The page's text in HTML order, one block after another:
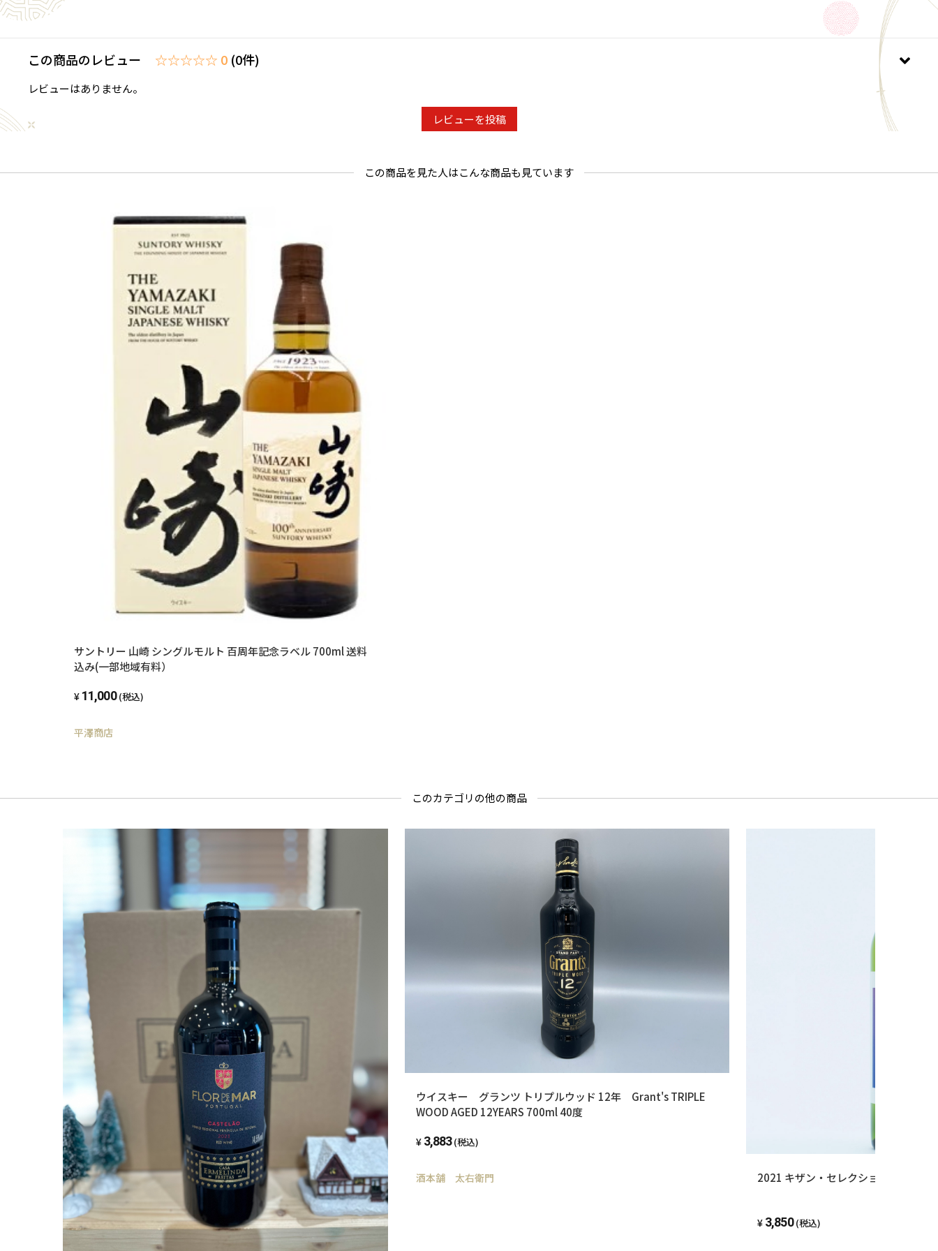
この商品のレビュー ☆☆☆☆☆ 0 (0件)
レビューはありません。
レビューを投稿
この商品を見た人はこんな商品も見ています
サントリー 山崎 シングルモルト 百周年記念ラベル 700ml 送料
込み(一部地域有料）
11,000 (税込)
平澤商店
このカテゴリの他の商品
ウイスキー グランツ トリプルウッド 12年 Grant's TRIPLE
WOOD AGED 12YEARS 700ml 40度
3,883 (税込)
酒本舗 太右衛門 2021 キザン・セレクション・シャル
3,850 (税込)